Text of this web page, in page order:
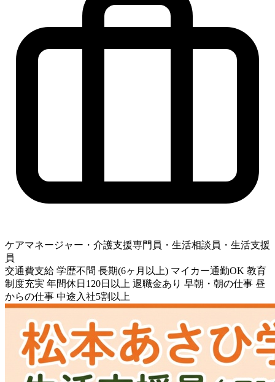
ケアマネージャー・介護支援専門員・生活相談員・生活支援
員
交通費支給 学歴不問 長期(6ヶ月以上) マイカー通勤OK 教育
制度充実 年間休日120日以上 退職金あり 早朝・朝の仕事 昼
からの仕事 中途入社5割以上